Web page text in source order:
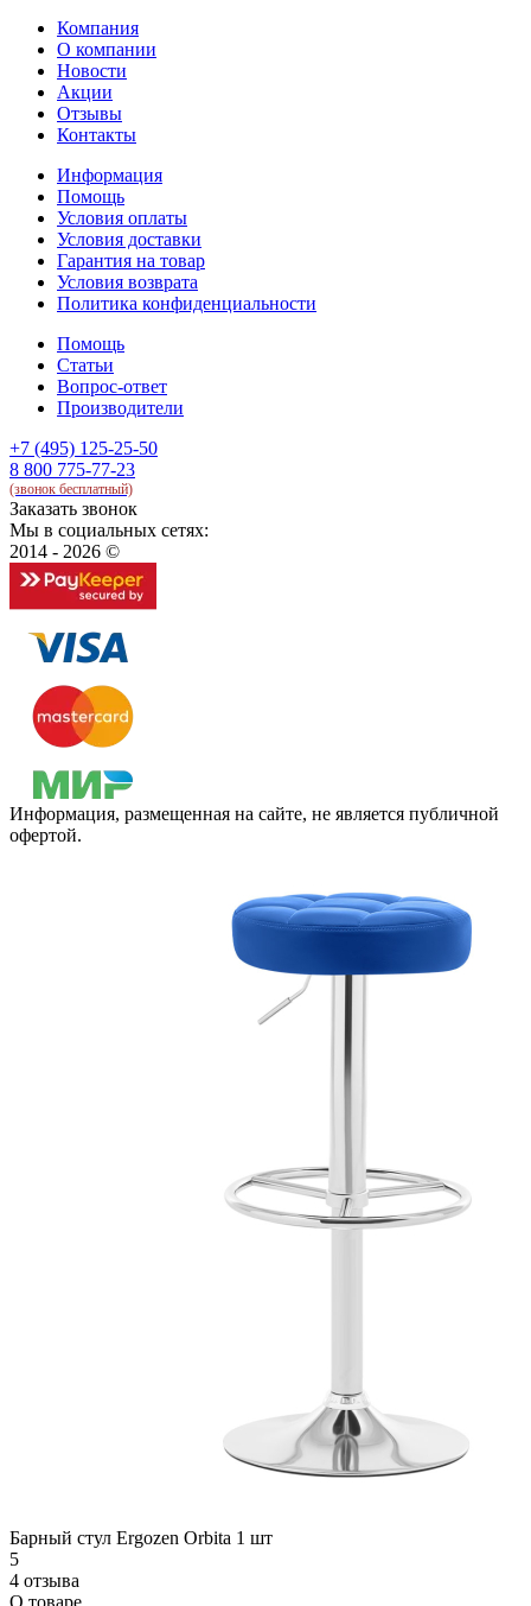
Компания
О компании
Новости
Акции
Отзывы
Контакты
Информация
Помощь
Условия оплаты
Условия доставки
Гарантия на товар
Условия возврата
Политика конфиденциальности
Помощь
Статьи
Вопрос-ответ
Производители
+7 (495) 125-25-50
8 800 775-77-23
(звонок бесплатный)
Заказать звонок
Мы в социальных сетях:
2014 - 2026 ©
Информация, размещенная на сайте, не является публичной
офертой.
Барный стул Ergozen Orbita 1 шт
5
4 отзыва